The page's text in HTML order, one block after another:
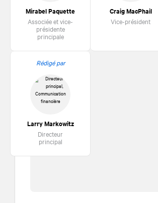
Mirabel Paquette
Associée et vice-
présidente
principale
Craig MacPhail
Vice-président
Rédigé par
Larry Markowitz
Directeur
principal